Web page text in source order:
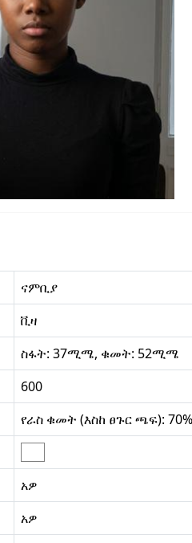
ናምቢያ
ቪዛ
ስፋት: 37ሚሜ, ቁመት: 52ሚሜ
600
የራስ ቁመት (እስከ ፀጉር ጫፍ):
አዎ
አዎ